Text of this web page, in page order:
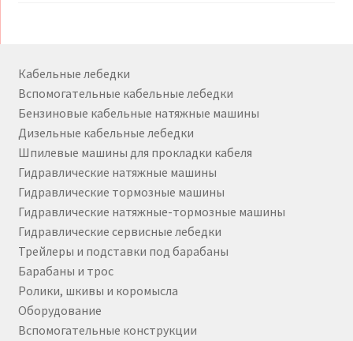
Кабельные лебедки
Вспомогательные кабельные лебедки
Бензиновые кабельные натяжные машины
Дизельные кабельные лебедки
Шпилевые машины для прокладки кабеля
Гидравлические натяжные машины
Гидравлические тормозные машины
Гидравлические натяжные-тормозные машины
Гидравлические сервисные лебедки
Трейлеры и подставки под барабаны
Барабаны и трос
Ролики, шкивы и коромысла
Оборудование
Вспомогательные конструкции